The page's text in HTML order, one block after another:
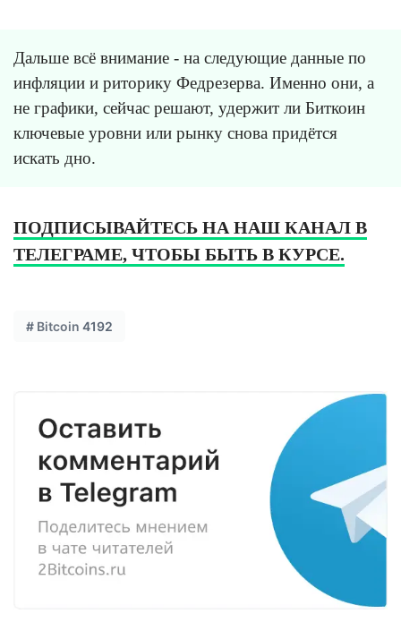
Дальше всё внимание - на следующие данные по
инфляции и риторику Федрезерва. Именно они, а
не графики, сейчас решают, удержит ли Биткоин
ключевые уровни или рынку снова придётся
искать дно.
ПОДПИСЫВАЙТЕСЬ НА НАШ КАНАЛ В
ТЕЛЕГРАМЕ, ЧТОБЫ БЫТЬ В КУРСЕ.
# Bitcoin 4192